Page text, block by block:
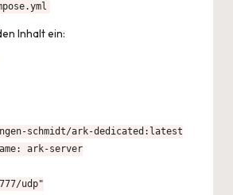
Inhalt ein:
schmidt/ark-dedicated:latest
ark-server
udp"